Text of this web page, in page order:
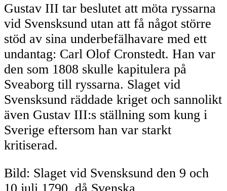
Gustav III tar beslutet att möta ryssarna
vid Svensksund utan att få något större
stöd av sina underbefälhavare med ett
undantag: Carl Olof Cronstedt. Han var
den som 1808 skulle kapitulera på
Sveaborg till ryssarna. Slaget vid
Svensksund räddade kriget och sannolikt
även Gustav III:s ställning som kung i
Sverige eftersom han var starkt
kritiserad.
Bild: Slaget vid Svensksund den 9 och